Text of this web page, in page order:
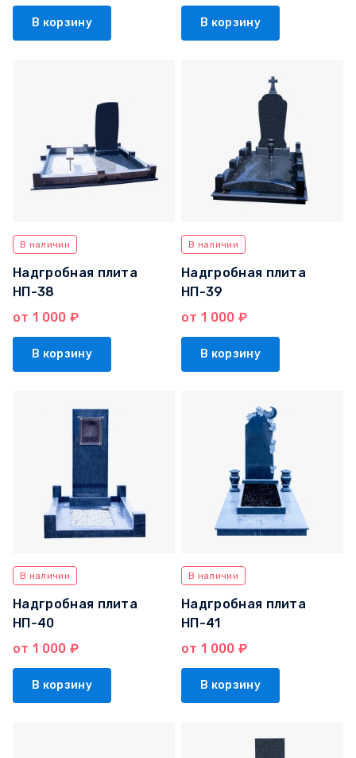
В корзину В корзину
В наличии
Надгробная плита
НП-38
от 1 000 ₽
В корзину
В наличии
Надгробная плита
НП-39
от 1 000 ₽
В корзину
В наличии
Надгробная плита
НП-40
от 1 000 ₽
В корзину
В наличии
Надгробная плита
НП-41
от 1 000 ₽
В корзину